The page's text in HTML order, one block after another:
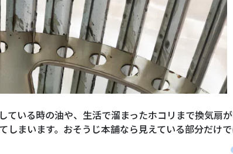
ている時の油や、生活で溜まったホコリまで換気扇
しまいます。おそうじ本舗なら見えている部分だ